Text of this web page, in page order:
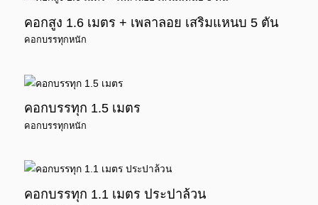
คอกสูง 1.6 เมตร + เพลาลอย เสริมแหนบ 5 ตัน
คอกบรรทุกหนัก
คอกบรรทุก 1.5 เมตร
คอกบรรทุกหนัก
คอกบรรทุก 1.1 เมตร ประปาล้วน